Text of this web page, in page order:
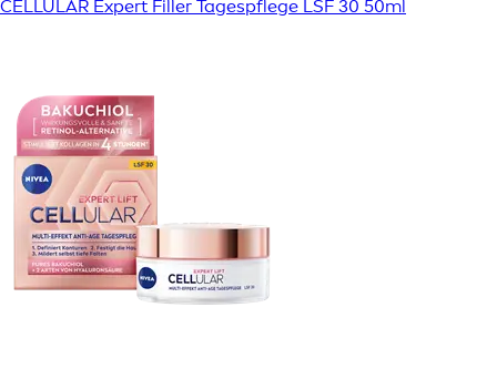
CELLULAR Expert Filler Tagespflege LSF 30 50ml